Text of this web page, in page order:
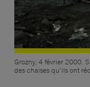
Grozny, 4 février 2000.
des chaises qu’ils ont